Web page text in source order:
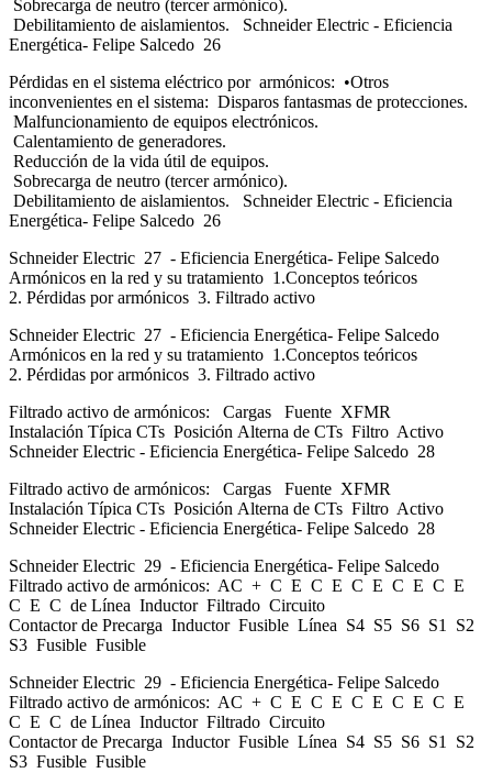
Sobrecarga de neutro (tercer armónico).
Debilitamiento de aislamientos. Schneider Electric - Eficiencia
Energética- Felipe Salcedo 26
Pérdidas en el sistema eléctrico por armónicos: •Otros
inconvenientes en el sistema: Disparos fantasmas de protecciones.
Malfuncionamiento de equipos electrónicos.
Calentamiento de generadores.
Reducción de la vida útil de equipos.
Sobrecarga de neutro (tercer armónico).
Debilitamiento de aislamientos. Schneider Electric - Eficiencia
Energética- Felipe Salcedo 26
Schneider Electric 27 - Eficiencia Energética- Felipe Salcedo
Armónicos en la red y su tratamiento 1.Conceptos teóricos
2. Pérdidas por armónicos 3. Filtrado activo
Schneider Electric 27 - Eficiencia Energética- Felipe Salcedo
Armónicos en la red y su tratamiento 1.Conceptos teóricos
2. Pérdidas por armónicos 3. Filtrado activo
Filtrado activo de armónicos: Cargas Fuente XFMR
Instalación Típica CTs Posición Alterna de CTs Filtro Activo
Schneider Electric - Eficiencia Energética- Felipe Salcedo 28
Filtrado activo de armónicos: Cargas Fuente XFMR
Instalación Típica CTs Posición Alterna de CTs Filtro Activo
Schneider Electric - Eficiencia Energética- Felipe Salcedo 28
Schneider Electric 29 - Eficiencia Energética- Felipe Salcedo
Filtrado activo de armónicos: AC + C E C E C E C E C E
C E C de Línea Inductor Filtrado Circuito
Contactor de Precarga Inductor Fusible Línea S4 S5 S6 S1 S2
S3 Fusible Fusible
Schneider Electric 29 - Eficiencia Energética- Felipe Salcedo
Filtrado activo de armónicos: AC + C E C E C E C E C E
C E C de Línea Inductor Filtrado Circuito
Contactor de Precarga Inductor Fusible Línea S4 S5 S6 S1 S2
S3 Fusible Fusible